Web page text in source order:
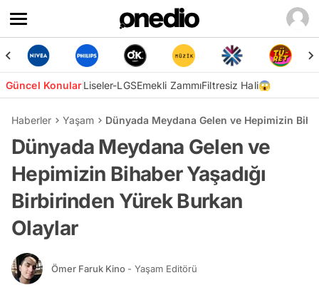
Güncel KonularLiseler-LGSEmekli ZammıFiltresiz Hali😱
Haberler Yaşam Dünyada Meydana Gelen ve Hepimizin
Dünyada Meydana Gelen ve
Hepimizin Bihaber Yaşadığı
Birbirinden Yürek Burkan
Olaylar
Ömer Faruk Kino - Yaşam Editörü